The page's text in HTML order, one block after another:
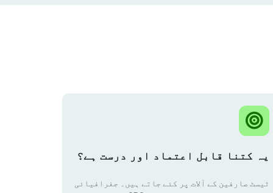
یہ کتنا قابل اعتماد اور درست ہے؟
ٹیسٹ صارفین کے آلات پر کئے جاتے ہیں۔ جغرافیائی